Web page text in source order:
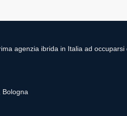
agenzia ibrida in Italia ad
Bologna